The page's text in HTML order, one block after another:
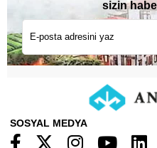
sizin
SOSYAL MEDYA